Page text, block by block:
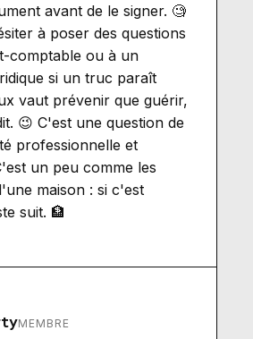
avant de le signer. 🧐
à poser des questions
comptable ou à un
si un truc paraît
vaut prévenir que guérir,
😉 C'est une question de
professionnelle et
un peu comme les
maison : si c'est
suit. 🏦
MEMBRE